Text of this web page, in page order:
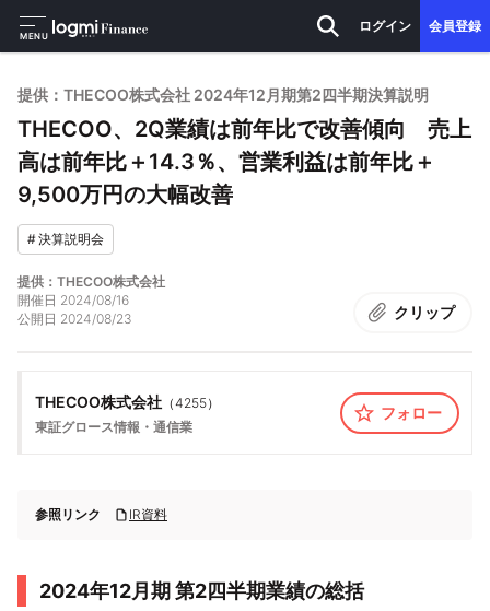
MENU
ログイン 会員登録
提供：THECOO株式会社 2024年12月期第2四半期決算説明
THECOO、2Q業績は前年比で改善傾向 売上
高は前年比＋14.3％、営業利益は前年比＋
9,500万円の大幅改善
#決算説明会
提供：THECOO株式会社
開催日 2024/08/16
公開日 2024/08/23 クリップ
THECOO株式会社 （4255）
東証グロース情報・通信業
フォロー
参照リンク IR資料
2024年12月期 第2四半期業績の総括